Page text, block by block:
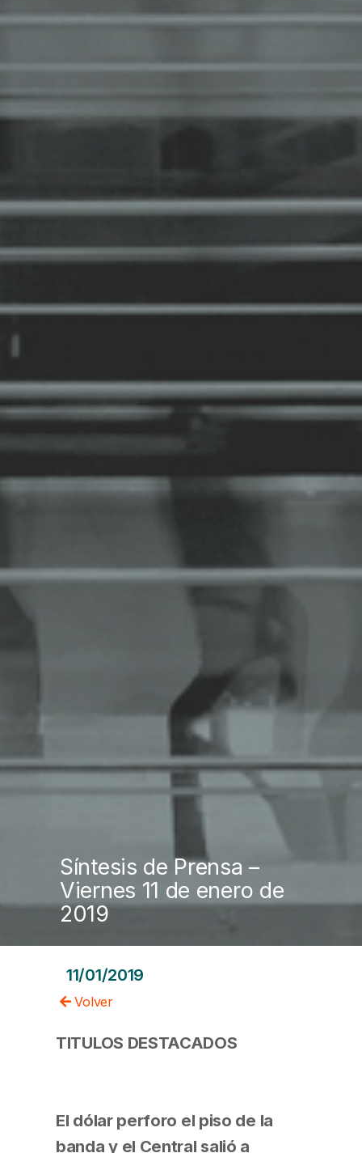
Síntesis de Prensa –
Viernes 11 de enero de
2019
11/01/2019
Volver
TITULOS DESTACADOS
El dólar perforo el piso de la
banda y el Central salió a